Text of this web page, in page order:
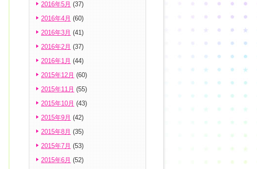
2016年5月 (37)
2016年4月 (60)
2016年3月 (41)
2016年2月 (37)
2016年1月 (44)
2015年12月 (60)
2015年11月 (55)
2015年10月 (43)
2015年9月 (42)
2015年8月 (35)
2015年7月 (53)
2015年6月 (52)